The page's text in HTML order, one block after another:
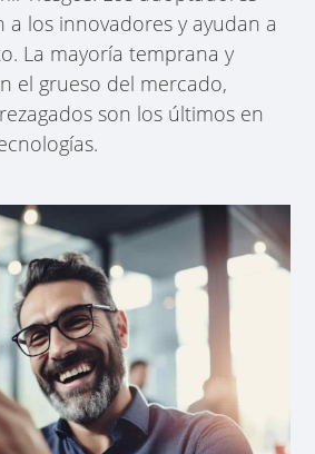
a los innovadores y ayudan a
La mayoría temprana y
el grueso del mercado,
son los últimos en